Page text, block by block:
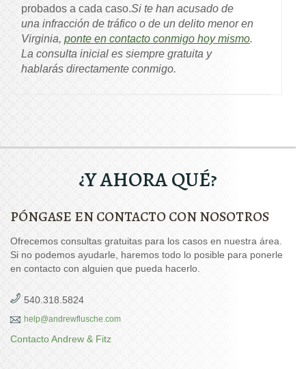
probados a cada caso.Si te han acusado de
una infracción de tráfico o de un delito menor en
Virginia, ponte en contacto conmigo hoy mismo.
La consulta inicial es siempre gratuita y
hablarás directamente conmigo.
¿Y AHORA QUÉ?
PÓNGASE EN CONTACTO CON NOSOTROS
Ofrecemos consultas gratuitas para los casos en nuestra área.
Si no podemos ayudarle, haremos todo lo posible para ponerle
en contacto con alguien que pueda hacerlo.
540.318.5824
help@andrewflusche.com
Contacto Andrew & Fitz